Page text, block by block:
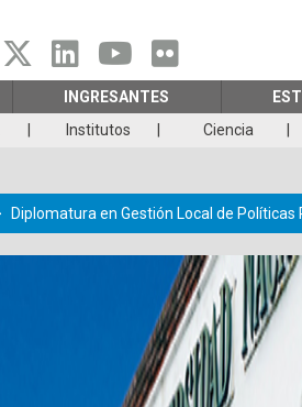
INGRESANTES
Institutos Ciencia
Diplomatura en Gestión Local de Políticas